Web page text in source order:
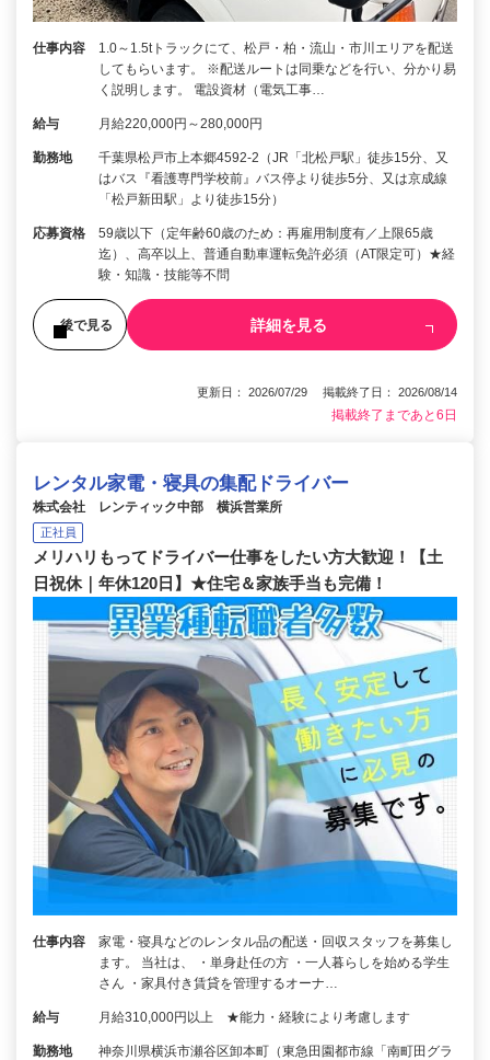
仕事内容
1.0～1.5tトラックにて、松戸・柏・流山・市川エリアを配送
してもらいます。 ※配送ルートは同乗などを行い、分かり易
く説明します。 電設資材（電気工事…
給与 月給220,000円～280,000円
勤務地
千葉県松戸市上本郷4592-2（JR「北松戸駅」徒歩15分、又
はバス『看護専門学校前』バス停より徒歩5分、又は京成線
「松戸新田駅」より徒歩15分）
応募資格
59歳以下（定年齢60歳のため：再雇用制度有／上限65歳
迄）、高卒以上、普通自動車運転免許必須（AT限定可）★経
験・知識・技能等不問
後で見る 詳細を見る
更新日： 2026/07/29 掲載終了日： 2026/08/14
掲載終了まであと6日
レンタル家電・寝具の集配ドライバー
株式会社 レンティック中部 横浜営業所
正社員
メリハリもってドライバー仕事をしたい方大歓迎！【土
日祝休｜年休120日】★住宅＆家族手当も完備！
仕事内容
家電・寝具などのレンタル品の配送・回収スタッフを募集し
ます。 当社は、 ・単身赴任の方 ・一人暮らしを始める学生
さん ・家具付き賃貸を管理するオーナ…
給与 月給310,000円以上 ★能力・経験により考慮します
勤務地
神奈川県横浜市瀬谷区卸本町（東急田園都市線「南町田グラ